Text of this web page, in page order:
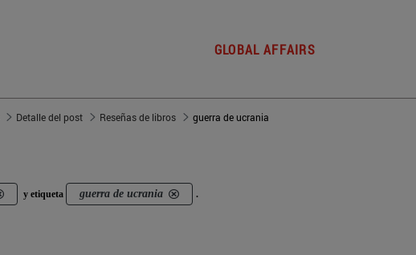
GLOBAL AFFAIRS
Detalle del post Reseñas de libros guerra de ucrania
y etiqueta guerra de ucrania .